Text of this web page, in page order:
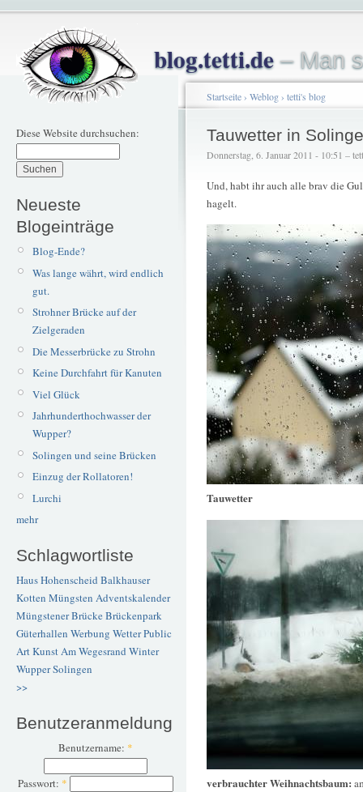
blog.tetti.de– Man
Diese Website durchsuchen:
Neueste
Blogeinträge
Blog-Ende?
Was lange währt, wird endlich
gut.
Strohner Brücke auf der
Zielgeraden
Die Messerbrücke zu Strohn
Keine Durchfahrt für Kanuten
Viel Glück
Jahrhunderthochwasser der
Wupper?
Solingen und seine Brücken
Einzug der Rollatoren!
Lurchi
mehr
Schlagwortliste
Haus Hohenscheid Balkhauser
Kotten Müngsten Adventskalender
Müngstener BrückeBrückenpark
Güterhallen Werbung WetterPublic
ArtKunstAm Wegesrand Winter
WupperSolingen
>>
Benutzeranmeldung
Benutzername: *
Passwort: *
Startseite› Weblog› tetti's blog
Tauwetter in
Donnerstag, 6. Januar 2011 - 10:51 –
Und, habt ihr auch alle brav die
hagelt.
Tauwetter
verbrauchter Weihnachtsbaum: